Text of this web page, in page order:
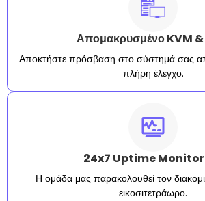
Απομακρυσμένο KVM &
Αποκτήστε πρόσβαση στο σύστημά σας
πλήρη έλεγχο.
24x7 Uptime
Η ομάδα μας παρακολουθεί τον
εικοσιτετράωρο.